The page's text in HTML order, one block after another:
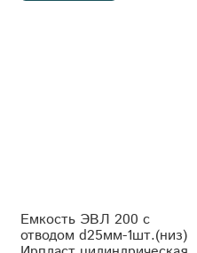
Емкость ЭВЛ 200 с
отводом d25мм-1шт.(низ)